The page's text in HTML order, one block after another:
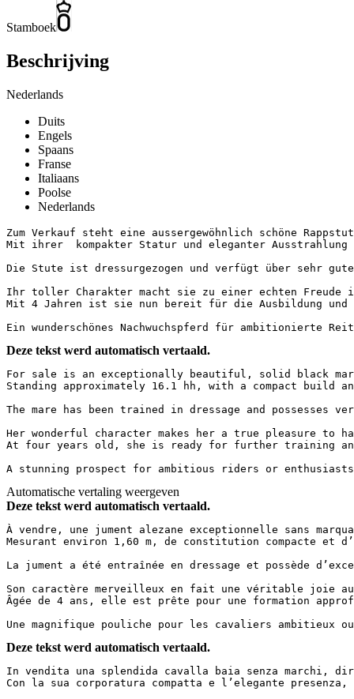
Stamboek
Beschrijving
Nederlands
Duits
Engels
Spaans
Franse
Italiaans
Poolse
Nederlands
Zum Verkauf steht eine aussergewöhnlich schöne
Mit ihrer  kompakter Statur und eleganter
Die Stute ist dressurgezogen und verfügt über sehr
Ihr toller Charakter macht sie zu einer echten Freude
Mit 4 Jahren ist sie nun bereit für die Ausbildung
Ein wunderschönes Nachwuchspferd für ambitionierte
Deze tekst werd automatisch vertaald.
For sale is an exceptionally beautiful, solid black
Standing approximately 16.1 hh, with a compact build
The mare has been trained in dressage and
Her wonderful character makes her a true pleasure
At four years old, she is ready for further training
A stunning prospect for ambitious riders or
Automatische vertaling weergeven
Deze tekst werd automatisch vertaald.
À vendre, une jument alezane exceptionnelle sans
Mesurant environ 1,60 m, de constitution compacte et
La jument a été entraînée en dressage et possède
Son caractère merveilleux en fait une véritable joie
Âgée de 4 ans, elle est prête pour une formation
Une magnifique pouliche pour les cavaliers ambitieux
Deze tekst werd automatisch vertaald.
In vendita una splendida cavalla baia senza marchi,
Con la sua corporatura compatta e l’elegante